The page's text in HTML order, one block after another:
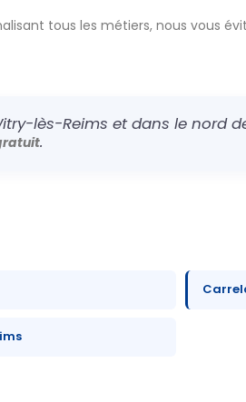
tous les métiers, nous vous
lès-Reims et dans le nord
.